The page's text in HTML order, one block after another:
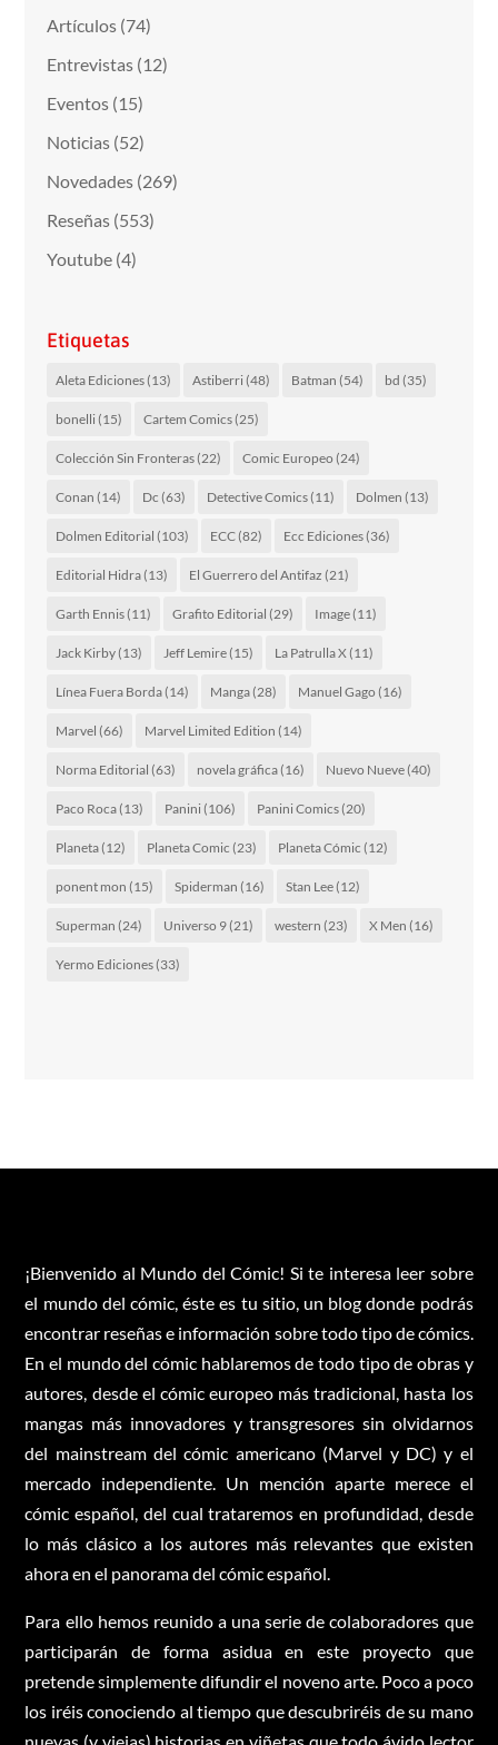
Artículos (74)
Entrevistas (12)
Eventos (15)
Noticias (52)
Novedades (269)
Reseñas (553)
Youtube (4)
Etiquetas
Aleta Ediciones(13) Astiberri(48) Batman (54) bd (35)
bonelli(15) Cartem Comics(25)
Colección Sin Fronteras(22) Comic Europeo (24)
Conan (14) Dc (63) Detective Comics(11) Dolmen (13)
Dolmen Editorial (103) ECC(82) Ecc Ediciones(36)
Editorial Hidra(13) El Guerrero del Antifaz (21)
Garth Ennis(11) Grafito Editorial (29) Image(11)
Jack Kirby(13) Jeff Lemire(15) La Patrulla X(11)
Línea Fuera Borda(14) Manga(28) Manuel Gago (16)
Marvel (66) Marvel Limited Edition (14)
Norma Editorial (63) novela gráfica(16) Nuevo Nueve(40)
Paco Roca(13) Panini(106) Panini Comics(20)
Planeta(12) Planeta Comic (23) Planeta Cómic (12)
ponent mon (15) Spiderman (16) Stan Lee(12)
Superman (24) Universo 9(21) western (23) X Men (16)
Yermo Ediciones(33)
¡Bienvenido al Mundo del Cómic! Si te interesa leer sobre
el mundo del cómic, éste es tu sitio, un blog donde podrás
encontrar reseñas e información sobre todo tipo de cómics.
En el mundo del cómic hablaremos de todo tipo de obras y
autores, desde el cómic europeo más tradicional, hasta los
mangas más innovadores y transgresores sin olvidarnos
del mainstream del cómic americano (Marvel y DC) y el
mercado independiente. Un mención aparte merece el
cómic español, del cual trataremos en profundidad, desde
lo más clásico a los autores más relevantes que existen
ahora en el panorama del cómic español.
Para ello hemos reunido a una serie de colaboradores que
participarán de forma asidua en este proyecto que
pretende simplemente difundir el noveno arte. Poco a poco
los iréis conociendo al tiempo que descubriréis de su mano